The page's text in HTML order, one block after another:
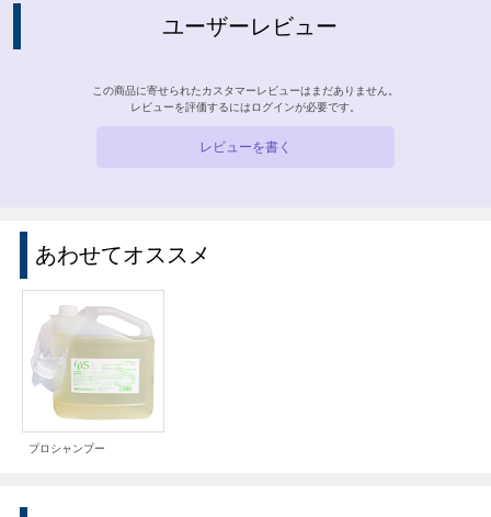
ユーザーレビュー
この商品に寄せられたカスタマーレビューはまだありません。
レビューを評価するには ログインが必要です。
レビューを書く
あわせてオススメ
プロシャンプー